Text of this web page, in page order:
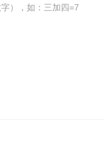
），如：三加四=7